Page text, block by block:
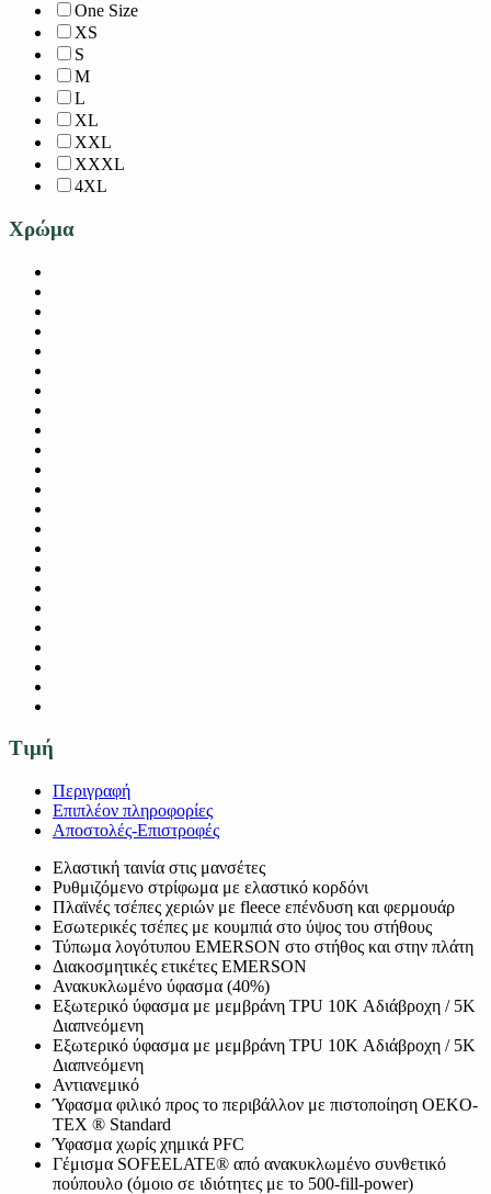
One Size
XS
S
M
L
XL
XXL
XXXL
4XL
Χρώμα
Τιμή
Περιγραφή
Επιπλέον πληροφορίες
Αποστολές-Επιστροφές
Ελαστική ταινία στις μανσέτες
Ρυθμιζόμενο στρίφωμα με ελαστικό κορδόνι
Πλαϊνές τσέπες χεριών με fleece επένδυση και φερμουάρ
Εσωτερικές τσέπες με κουμπιά στο ύψος του στήθους
Τύπωμα λογότυπου EMERSON στο στήθος και στην πλάτη
Διακοσμητικές ετικέτες EMERSON
Ανακυκλωμένο ύφασμα (40%)
Εξωτερικό ύφασμα με μεμβράνη TPU 10K Αδιάβροχη / 5Κ
Διαπνεόμενη
Εξωτερικό ύφασμα με μεμβράνη TPU 10K Αδιάβροχη / 5Κ
Διαπνεόμενη
Αντιανεμικό
Ύφασμα φιλικό προς το περιβάλλον με πιστοποίηση OEKO-
TEX ® Standard
Ύφασμα χωρίς χημικά PFC
Γέμισμα SOFEELATE® από ανακυκλωμένο συνθετικό
πούπουλο (όμοιο σε ιδιότητες με το 500-fill-power)